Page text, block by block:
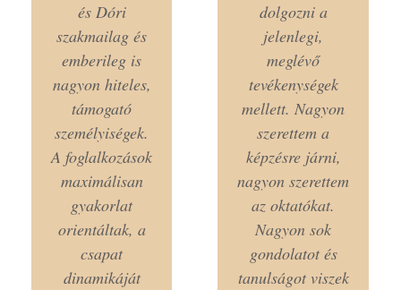
és Dóri
szakmailag és
emberileg is
nagyon hiteles,
támogató
személyiségek.
A foglalkozások
maximálisan
gyakorlat
orientáltak, a
csapat
dinamikáját
dolgozni a
jelenlegi,
meglévő
tevékenységek
mellett. Nagyon
szerettem a
képzésre járni,
nagyon szerettem
az oktatókat.
Nagyon sok
gondolatot és
tanulságot viszek